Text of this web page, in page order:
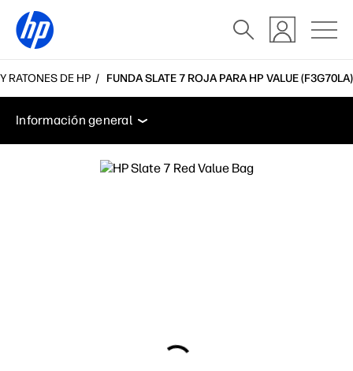
RATONES DE HP FUNDA SLATE 7 ROJA PARA HP VALUE (F3G70LA)
Información general Especificaciones
Soporte
Información general
Información general